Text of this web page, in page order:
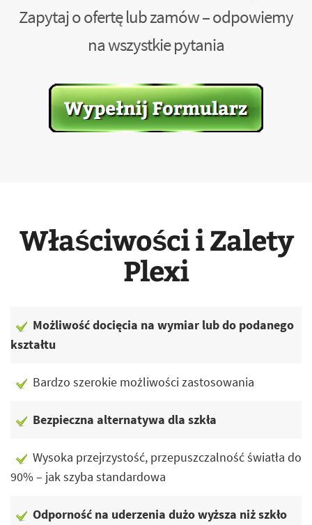
Zapytaj o ofertę lub zamów – odpowiemy
na wszystkie pytania
Właściwości i Zalety
Plexi
Możliwość docięcia na wymiar lub do podanego
kształtu
Bardzo szerokie możliwości zastosowania
Bezpieczna alternatywa dla szkła
Wysoka przejrzystość, przepuszczalność światła do
90% – jak szyba standardowa
Odporność na uderzenia dużo wyższa niż szkło